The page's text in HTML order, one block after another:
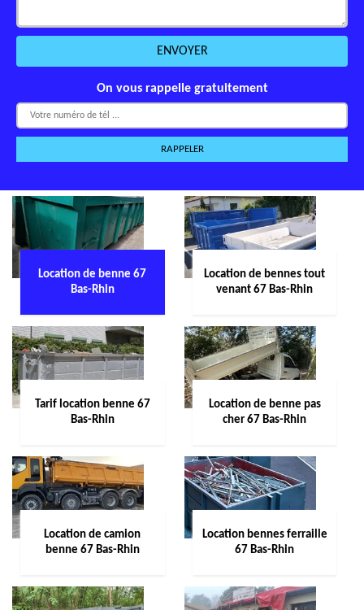
On vous rappelle gratuitement
Location de benne 67
Bas-Rhin
Location de bennes tout
venant 67 Bas-Rhin
Tarif location benne 67
Bas-Rhin
Location de benne pas
cher 67 Bas-Rhin
Location de camion
benne 67 Bas-Rhin
Location bennes ferraille
67 Bas-Rhin